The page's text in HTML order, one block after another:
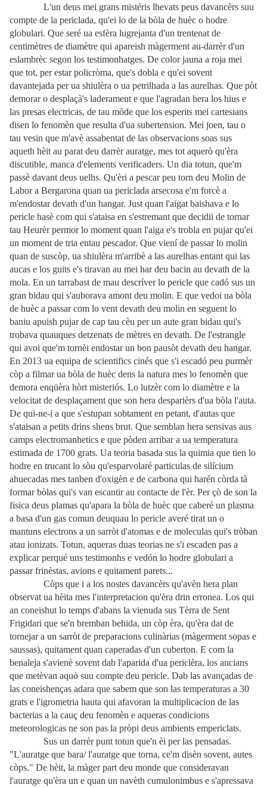
L'un deus mei grans mistéris lhevats peus davancèrs suu
compte de la periclada, qu'ei lo de la bòla de huèc o hodre
globulari. Que seré ua esfèra lugrejanta d'un trentenat de
centimètres de diamètre qui apareish màgerment au-darrèr d'un
eslambrèc segon los testimonhatges. De color jauna a roja mei
que tot, per estar policròma, que's dobla e qu'ei sovent
davantejada per ua shiulèra o ua petrilhada a las aurelhas. Que pòt
demorar o desplaçà's laderament e que l'agradan hera los hius e
las presas electricas, de tau mòde que los esperits mei cartesians
disen lo fenomèn que resulta d'ua subertension. Mei joen, tau o
tau vesin que m'avè assabentat de las observacions soas sus
aqueth hèit au parat deu darrèr auratge, mes tot aquerò qu'èra
discutible, manca d'elements verificaders. Un dia totun, que'm
passè davant deus uelhs. Qu'èri a pescar peu torn deu Molin de
Labor a Bergarona quan ua periclada arsecosa e'm forcè a
m'endostar devath d'un hangar. Just quan l'aigat baishava e lo
pericle hasè com qui s'ataisa en s'estremant que decidii de tornar
tau Heurèr permor lo moment quan l'aiga e's trobla en pujar qu'ei
un moment de tria entau pescador. Que viení de passar lo molin
quan de suscòp, ua shiulèra m'arribè a las aurelhas entant qui las
aucas e los guits e's tiravan au mei har deu bacin au devath de la
mola. En un tarrabast de mau descríver lo pericle que cadó sus un
gran bidau qui s'auborava amont deu molin. E que vedoi ua bòla
de huèc a passar com lo vent devath deu molin en seguent lo
baniu apuish pujar de cap tau cèu per un aute gran bidau qui's
trobava quauques detzenats de mètres en devath. De l'estrangle
qui avoi que'm tornèi endostar un bon pausòt devath deu hangar.
En 2013 ua equipa de scientifics cinés que s'i escadó peu purmèr
còp a filmar ua bòla de huèc dens la natura mes lo fenomèn que
demora enqüèra hòrt misteriós. Lo lutzèr com lo diamètre e la
velocitat de desplaçament que son hera desparièrs d'ua bòla l'auta.
De qui-ne-i a que s'estupan sobtament en petant, d'autas que
s'ataisan a petits drins shens brut. Que semblan hera sensivas aus
camps electromanhetics e que pòden arribar a ua temperatura
estimada de 1700 grats. Ua teoria basada sus la quimia que tien lo
hodre en trucant lo sòu qu'esparvolaré particulas de silícium
ahuecadas mes tanben d'oxigèn e de carbona qui harén còrda tà
formar bòlas qui's van escantir au contacte de l'èr. Per çò de son la
fisica deus plamas qu'apara la bòla de huèc que caberé un plasma
a basa d'un gas comun deuquau lo pericle averé tirat un o
mantuns electrons a un sarròt d'atomas e de moleculas qui's tròban
atau ionizats. Totun, aqueras duas teorias ne s'i escaden pas a
explicar perqué uns testimonhs e vedón lo hodre globulari a
passar frinèstas, avions e quitament parets...
Còps que i a los nostes davancèrs qu'avèn hera plan
observat ua hèita mes l'interpretacion qu'èra drin erronea. Los qui
an coneishut lo temps d'abans la vienuda sus Tèrra de Sent
Frigidari que se'n bremban behida, un còp èra, qu'èra dat de
tornejar a un sarròt de preparacions culinàrias (màgerment sopas e
saussas), quitament quan caperadas d'un cuberton. E com la
benaleja s'avienè sovent dab l'aparida d'ua periclèra, los ancians
que metèvan aquò suu compte deu pericle. Dab las avançadas de
las coneishenças adara que sabem que son las temperaturas a 30
grats e l'igrometria hauta qui afavoran la multiplicacion de las
bacterias a la cauç deu fenomèn e aqueras condicions
meteorologicas ne son pas la pròpi deus ambients empericlats.
Sus un darrèr punt totun que'n èi per las pensadas.
"L'auratge que bara/ l'auratge que torna, ce'm disèn sovent, autes
còps." De hèit, la màger part deu monde que consideravan
l'auratge qu'èra un e quan un navèth cumulonimbus e s'apressava